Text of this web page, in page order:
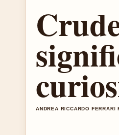
ANDREA RICCARDO